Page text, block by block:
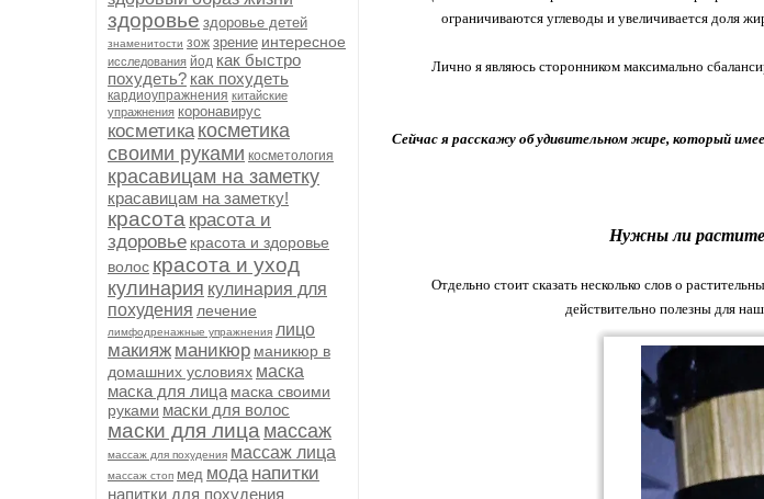
здоровье здоровье детей
знаменитости зож зрение интересное
исследования йод как быстро
похудеть? как похудеть
кардиоупражнения китайские
упражнения коронавирус
косметика косметика
своими руками косметология
красавицам на заметку
красавицам на заметку!
красота красота и
здоровье красота и здоровье
волос красота и уход
кулинария кулинария для
похудения лечение
лимфодренажные упражнения лицо
макияж маникюр маникюр в
домашних условиях маска
маска для лица маска своими
руками маски для волос
маски для лица массаж
массаж для похудения массаж лица
массаж стоп мед мода напитки
напитки для похудения
ограничиваются углеводы и увеличивается доля
Лично я являюсь сторонником максимально
Сейчас я расскажу об удивительном жире, который
Нужны ли
Отдельно стоит сказать несколько слов о
действительно полезны для